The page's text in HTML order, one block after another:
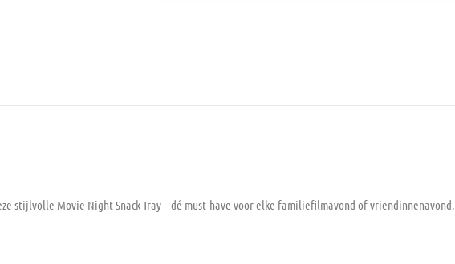
stijlvolle Movie Night Snack Tray– dé must-have voor elke familiefilmavond of vriendinnenavond.